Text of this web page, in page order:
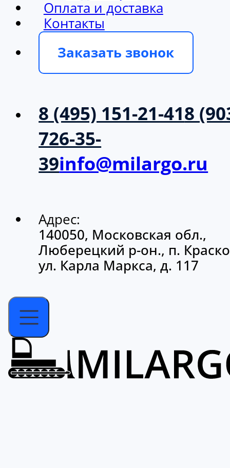
Оплата и доставка
Контакты
Заказать звонок
8 (495) 151-21-418
726-35-
39info@milargo.ru
Адрес:
140050, Московская обл.,
Люберецкий р-он., п.
ул. Карла Маркса, д. 117